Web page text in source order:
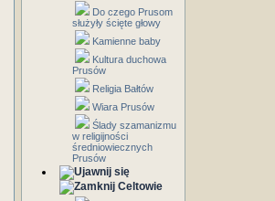
Do czego Prusom
służyły ścięte głowy
Kamienne baby
Kultura duchowa
Prusów
Religia Bałtów
Wiara Prusów
Ślady szamanizmu
w religijności
średniowiecznych
Prusów
Celtowie